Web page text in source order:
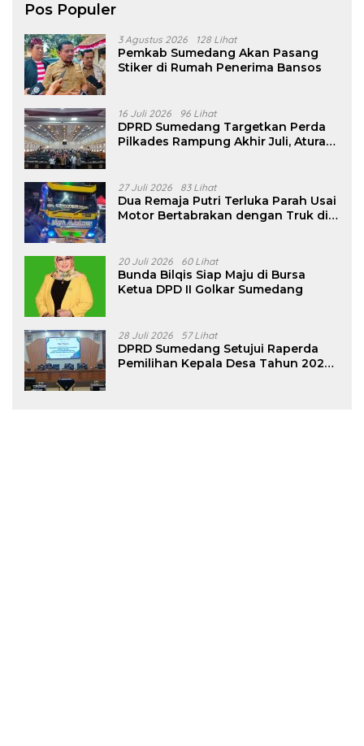
Pos Populer
3 Agustus 2026 128 Lihat
Pemkab Sumedang Akan Pasang
Stiker di Rumah Penerima Bansos
16 Juli 2026 96 Lihat
DPRD Sumedang Targetkan Perda
Pilkades Rampung Akhir Juli, Aturan
27 Juli 2026 83 Lihat
Dua Remaja Putri Terluka Parah Usai
Motor Bertabrakan dengan Truk di
20 Juli 2026 60 Lihat
Bunda Bilqis Siap Maju di Bursa
Ketua DPD II Golkar Sumedang
28 Juli 2026 57 Lihat
DPRD Sumedang Setujui Raperda
Pemilihan Kepala Desa Tahun 2026